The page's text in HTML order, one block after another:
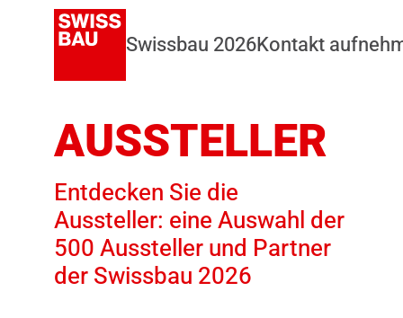
Swissbau 2026Kontakt
AUSSTELLER
Entdecken Sie die
Aussteller: eine Auswahl der
500 Aussteller und Partner
der Swissbau 2026